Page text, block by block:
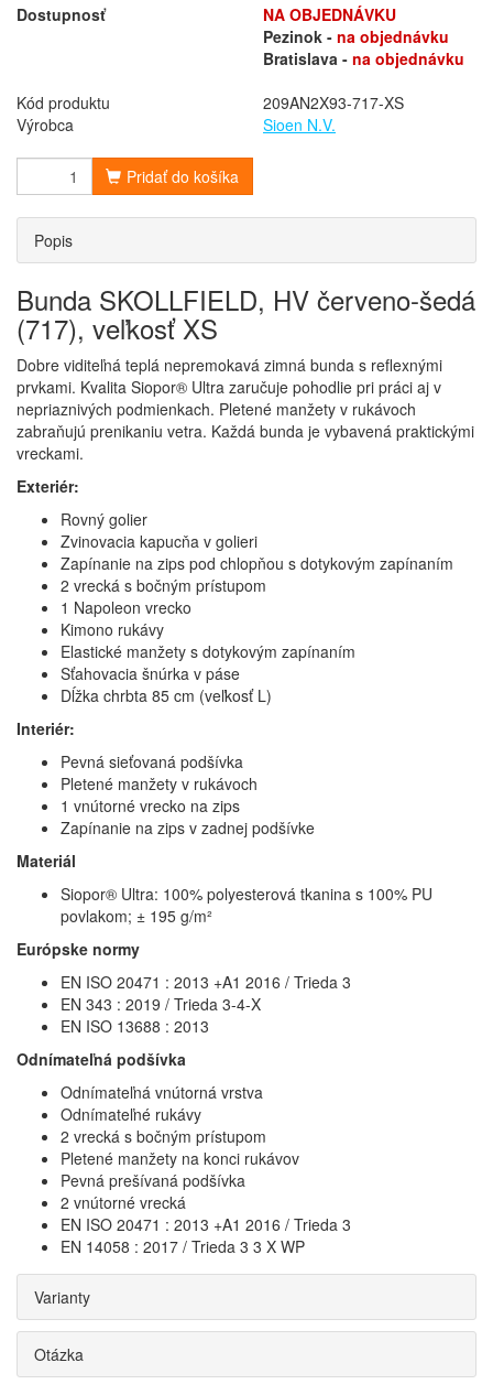
Dostupnosť
NA OBJEDNÁVKU
Pezinok - na objednávku
Bratislava - na objednávku
Kód produktu
209AN2X93-717-XS
Výrobca
Sioen N.V.
Pridať do košíka
Popis
Bunda SKOLLFIELD, HV červeno-šedá
(717), veľkosť XS
Dobre viditeľná teplá nepremokavá zimná bunda s reflexnými
prvkami. Kvalita Siopor® Ultra zaručuje pohodlie pri práci aj v
nepriaznivých podmienkach. Pletené manžety v rukávoch
zabraňujú prenikaniu vetra. Každá bunda je vybavená praktickými
vreckami.
Exteriér:
Rovný golier
Zvinovacia kapucňa v golieri
Zapínanie na zips pod chlopňou s dotykovým zapínaním
2 vrecká s bočným prístupom
1 Napoleon vrecko
Kimono rukávy
Elastické manžety s dotykovým zapínaním
Sťahovacia šnúrka v páse
Dĺžka chrbta 85 cm (veľkosť L)
Interiér:
Pevná sieťovaná podšívka
Pletené manžety v rukávoch
1 vnútorné vrecko na zips
Zapínanie na zips v zadnej podšívke
Materiál
Siopor® Ultra: 100% polyesterová tkanina s 100% PU
povlakom; ± 195 g/m²
Európske normy
EN ISO 20471 : 2013 +A1 2016 / Trieda 3
EN 343 : 2019 / Trieda 3-4-X
EN ISO 13688 : 2013
Odnímateľná podšívka
Odnímateľná vnútorná vrstva
Odnímateľné rukávy
2 vrecká s bočným prístupom
Pletené manžety na konci rukávov
Pevná prešívaná podšívka
2 vnútorné vrecká
EN ISO 20471 : 2013 +A1 2016 / Trieda 3
EN 14058 : 2017 / Trieda 3 3 X WP
Varianty
Otázka